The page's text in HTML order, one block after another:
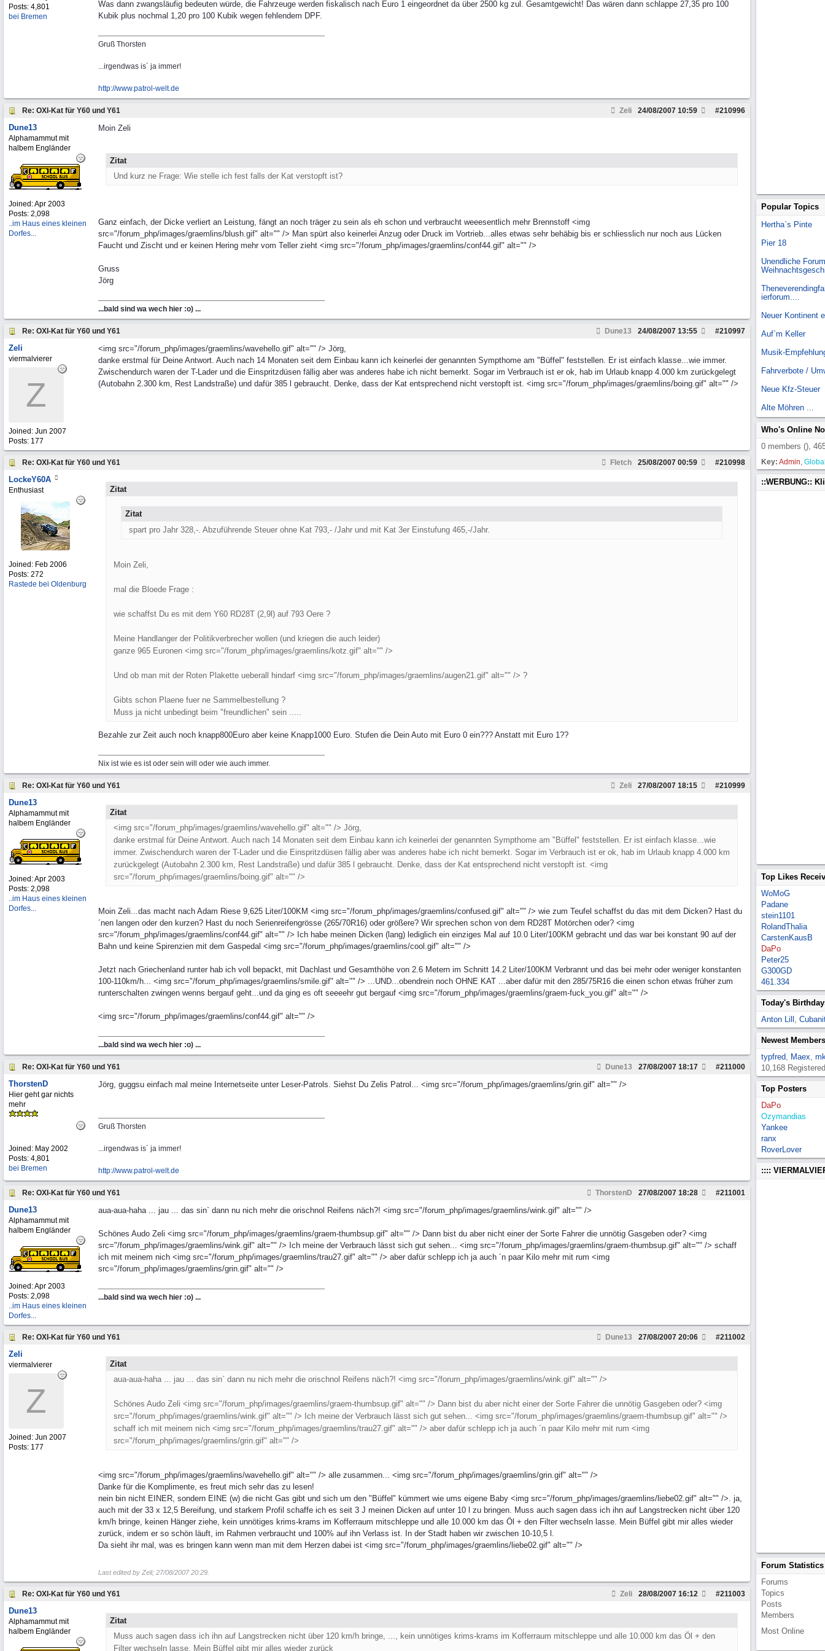
Posts: 4,801
bei Bremen
Was dann zwangsläufig bedeuten würde, die Fahrzeuge werden fiskalisch nach Euro 1 eingeordnet da über 2500 kg zul. Gesamtgewicht! Das wären dann schlappe 27,35 pro 100
Kubik plus nochmal 1,20 pro 100 Kubik wegen fehlendem DPF.
Gruß Thorsten
...irgendwas is´ ja immer!
http://www.patrol-welt.de
Re: OXI-Kat für Y60 und Y61 Zeli #210996
24/08/2007 10:59
Dune13
Alphamammut mit
halbem Engländer
Joined:Apr 2003
Posts: 2,098
..im Haus eines kleinen
Dorfes...
Moin Zeli
Zitat
Und kurz ne Frage: Wie stelle ich fest falls der Kat verstopft ist?
Ganz einfach, der Dicke verliert an Leistung, fängt an noch träger zu sein als eh schon und verbraucht weeesentlich mehr Brennstoff <img
src="/forum_php/images/graemlins/blush.gif" alt="" /> Man spürt also keinerlei Anzug oder Druck im Vortrieb...alles etwas sehr behäbig bis er schliesslich nur noch aus Lücken
Faucht und Zischt und er keinen Hering mehr vom Teller zieht <img src="/forum_php/images/graemlins/conf44.gif" alt="" />
Gruss
Jörg
...bald sind wa wech hier :o) ...
Re: OXI-Kat für Y60 und Y61 Dune13 #210997
24/08/2007 13:55
Zeli
viermalvierer
Z
Joined: Jun 2007
Posts: 177
<img src="/forum_php/images/graemlins/wavehello.gif" alt="" /> Jörg,
danke erstmal für Deine Antwort. Auch nach 14 Monaten seit dem Einbau kann ich keinerlei der genannten Sympthome am "Büffel" feststellen. Er ist einfach klasse...wie immer.
Zwischendurch waren der T-Lader und die Einspritzdüsen fällig aber was anderes habe ich nicht bemerkt. Sogar im Verbrauch ist er ok, hab im Urlaub knapp 4.000 km zurückgelegt
(Autobahn 2.300 km, Rest Landstraße) und dafür 385 l gebraucht. Denke, dass der Kat entsprechend nicht verstopft ist. <img src="/forum_php/images/graemlins/boing.gif" alt="" />
Re: OXI-Kat für Y60 und Y61 Fletch #210998
25/08/2007 00:59
LockeY60A
Enthusiast
Joined: Feb 2006
Posts: 272
Rastede bei Oldenburg
Zitat
Zitat
spart pro Jahr 328,-. Abzuführende Steuer ohne Kat 793,- /Jahr und mit Kat 3er Einstufung 465,-/Jahr.
Moin Zeli,
mal die Bloede Frage :
wie schaffst Du es mit dem Y60 RD28T (2,9l) auf 793 Oere ?
Meine Handlanger der Politikverbrecher wollen (und kriegen die auch leider)
ganze 965 Euronen <img src="/forum_php/images/graemlins/kotz.gif" alt="" />
Und ob man mit der Roten Plakette ueberall hindarf <img src="/forum_php/images/graemlins/augen21.gif" alt="" /> ?
Gibts schon Plaene fuer ne Sammelbestellung ?
Muss ja nicht unbedingt beim "freundlichen" sein .....
Bezahle zur Zeit auch noch knapp800Euro aber keine Knapp1000 Euro. Stufen die Dein Auto mit Euro 0 ein??? Anstatt mit Euro 1??
Nix ist wie es ist oder sein will oder wie auch immer.
Re: OXI-Kat für Y60 und Y61 Zeli #210999
27/08/2007 18:15
Dune13
Alphamammut mit
halbem Engländer
Joined:Apr 2003
Posts: 2,098
..im Haus eines kleinen
Dorfes...
Zitat
<img src="/forum_php/images/graemlins/wavehello.gif" alt="" /> Jörg,
danke erstmal für Deine Antwort. Auch nach 14 Monaten seit dem Einbau kann ich keinerlei der genannten Sympthome am "Büffel" feststellen. Er ist einfach klasse...wie
immer. Zwischendurch waren der T-Lader und die Einspritzdüsen fällig aber was anderes habe ich nicht bemerkt. Sogar im Verbrauch ist er ok, hab im Urlaub knapp 4.000 km
zurückgelegt (Autobahn 2.300 km, Rest Landstraße) und dafür 385 l gebraucht. Denke, dass der Kat entsprechend nicht verstopft ist. <img
src="/forum_php/images/graemlins/boing.gif" alt="" />
Moin Zeli...das macht nach Adam Riese 9,625 Liter/100KM <img src="/forum_php/images/graemlins/confused.gif" alt="" /> wie zum Teufel schaffst du das mit dem Dicken? Hast du
´nen langen oder den kurzen? Hast du noch Serienreifengrösse (265/70R16) oder größere? Wir sprechen schon von dem RD28T Motörchen oder? <img
src="/forum_php/images/graemlins/conf44.gif" alt="" /> Ich habe meinen Dicken (lang) lediglich ein einziges Mal auf 10.0 Liter/100KM gebracht und das war bei konstant 90 auf der
Bahn und keine Spirenzien mit dem Gaspedal <img src="/forum_php/images/graemlins/cool.gif" alt="" />
Jetzt nach Griechenland runter hab ich voll bepackt, mit Dachlast und Gesamthöhe von 2.6 Metern im Schnitt 14.2 Liter/100KM Verbrannt und das bei mehr oder weniger konstanten
100-110km/h... <img src="/forum_php/images/graemlins/smile.gif" alt="" /> ...UND...obendrein noch OHNE KAT ...aber dafür mit den 285/75R16 die einen schon etwas früher zum
runterschalten zwingen wenns bergauf geht...und da ging es oft seeeehr gut bergauf <img src="/forum_php/images/graemlins/graem-fuck_you.gif" alt="" />
<img src="/forum_php/images/graemlins/conf44.gif" alt="" />
...bald sind wa wech hier :o) ...
Re: OXI-Kat für Y60 und Y61 Dune13 #211000
27/08/2007 18:17
ThorstenD
Hier geht gar nichts
mehr
Joined: May 2002
Posts: 4,801
bei Bremen
Jörg, guggsu einfach mal meine Internetseite unter Leser-Patrols. Siehst Du Zelis Patrol... <img src="/forum_php/images/graemlins/grin.gif" alt="" />
Gruß Thorsten
...irgendwas is´ ja immer!
http://www.patrol-welt.de
Re: OXI-Kat für Y60 und Y61 ThorstenD #211001
27/08/2007 18:28
Dune13
Alphamammut mit
halbem Engländer
Joined:Apr 2003
Posts: 2,098
..im Haus eines kleinen
Dorfes...
aua-aua-haha ... jau ... das sin` dann nu nich mehr die orischnol Reifens näch?! <img src="/forum_php/images/graemlins/wink.gif" alt="" />
Schönes Audo Zeli <img src="/forum_php/images/graemlins/graem-thumbsup.gif" alt="" /> Dann bist du aber nicht einer der Sorte Fahrer die unnötig Gasgeben oder? <img
src="/forum_php/images/graemlins/wink.gif" alt="" /> Ich meine der Verbrauch lässt sich gut sehen... <img src="/forum_php/images/graemlins/graem-thumbsup.gif" alt="" /> schaff
ich mit meinem nich <img src="/forum_php/images/graemlins/trau27.gif" alt="" /> aber dafür schlepp ich ja auch ´n paar Kilo mehr mit rum <img
src="/forum_php/images/graemlins/grin.gif" alt="" />
...bald sind wa wech hier :o) ...
Re: OXI-Kat für Y60 und Y61 Dune13 #211002
27/08/2007 20:06
Zeli
viermalvierer
Z
Joined: Jun 2007
Posts: 177
Zitat
aua-aua-haha ... jau ... das sin` dann nu nich mehr die orischnol Reifens näch?! <img src="/forum_php/images/graemlins/wink.gif" alt="" />
Schönes Audo Zeli <img src="/forum_php/images/graemlins/graem-thumbsup.gif" alt="" /> Dann bist du aber nicht einer der Sorte Fahrer die unnötig Gasgeben oder? <img
src="/forum_php/images/graemlins/wink.gif" alt="" /> Ich meine der Verbrauch lässt sich gut sehen... <img src="/forum_php/images/graemlins/graem-thumbsup.gif" alt="" />
schaff ich mit meinem nich <img src="/forum_php/images/graemlins/trau27.gif" alt="" /> aber dafür schlepp ich ja auch ´n paar Kilo mehr mit rum <img
src="/forum_php/images/graemlins/grin.gif" alt="" />
<img src="/forum_php/images/graemlins/wavehello.gif" alt="" /> alle zusammen... <img src="/forum_php/images/graemlins/grin.gif" alt="" />
Danke für die Komplimente, es freut mich sehr das zu lesen!
nein bin nicht EINER, sondern EINE (w) die nicht Gas gibt und sich um den "Büffel" kümmert wie ums eigene Baby <img src="/forum_php/images/graemlins/liebe02.gif" alt="" />. ja,
auch mit der 33 x 12,5 Bereifung, und starkem Profil schaffe ich es seit 3 J meinen Dicken auf unter 10 l zu bringen. Muss auch sagen dass ich ihn auf Langstrecken nicht über 120
km/h bringe, keinen Hänger ziehe, kein unnötiges krims-krams im Kofferraum mitschleppe und alle 10.000 km das Öl + den Filter wechseln lasse. Mein Büffel gibt mir alles wieder
zurück, indem er so schön läuft, im Rahmen verbraucht und 100% auf ihn Verlass ist. In der Stadt haben wir zwischen 10-10,5 l.
Da sieht ihr mal, was es bringen kann wenn man mit dem Herzen dabei ist <img src="/forum_php/images/graemlins/liebe02.gif" alt="" />
Last edited by Zeli; 27/08/2007 20:29
Re: OXI-Kat für Y60 und Y61 Zeli #211003
28/08/2007 16:12
Dune13
Alphamammut mit
halbem Engländer
Zitat
Muss auch sagen dass ich ihn auf Langstrecken nicht über 120 km/h bringe, ..., kein unnötiges krims-krams im Kofferraum mitschleppe und alle 10.000 km das Öl + den
Filter wechseln lasse. Mein Büffel gibt mir alles wieder zurück
Popular Topics
Hertha`s Pinte
Pier 18
Unendliche
ierforum....
Neuer Kontinent
Auf`m Keller
Musik-
Fahrverbote /
Neue Kfz-Steuer
Alte Möhren ...
Who's Online
0 members (),
Key: Admin,
::WERBUNG::
Top Likes
WoMoG
Padane
stein1101
RolandThalia
CarstenKausB
DaPo
Peter25
G300GD
461.334
Today's
Anton Lill ,
Newest Members
typfred, Maex,
10,168
Top Posters
DaPo
Ozymandias
Yankee
ranx
RoverLover
::::
Forum Statistics
Forums
Topics
Posts
Members
Most Online